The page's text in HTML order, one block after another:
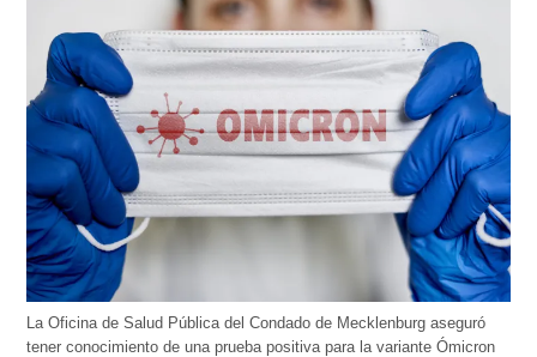
La Oficina de Salud Pública del Condado de Mecklenburg aseguró
tener conocimiento de una prueba positiva para la variante Ómicron